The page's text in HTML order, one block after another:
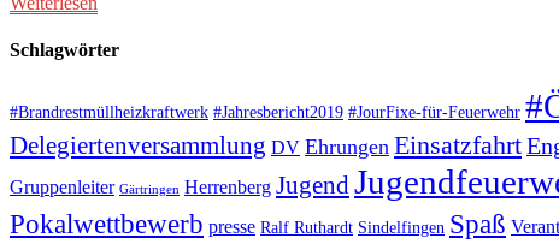
Schlagwörter
#Brandrestmüllheizkraftwerk #Jahresbericht2019 #JourFixe-für-Feuerwehr
Delegiertenversammlung DV Ehrungen Einsatzfahrt
Gruppenleiter Gärtringen Herrenberg Jugend
Pokalwettbewerb presse Ralf Ruthardt Sindelfingen Spaß